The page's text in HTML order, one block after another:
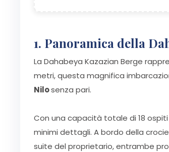
1. Panoramica della
La Dahabeya Kazazian Berge
metri, questa magnifica
Nilosenza pari.
Con una capacità totale di 18
minimi dettagli. A bordo della
suite del proprietario, entrambe